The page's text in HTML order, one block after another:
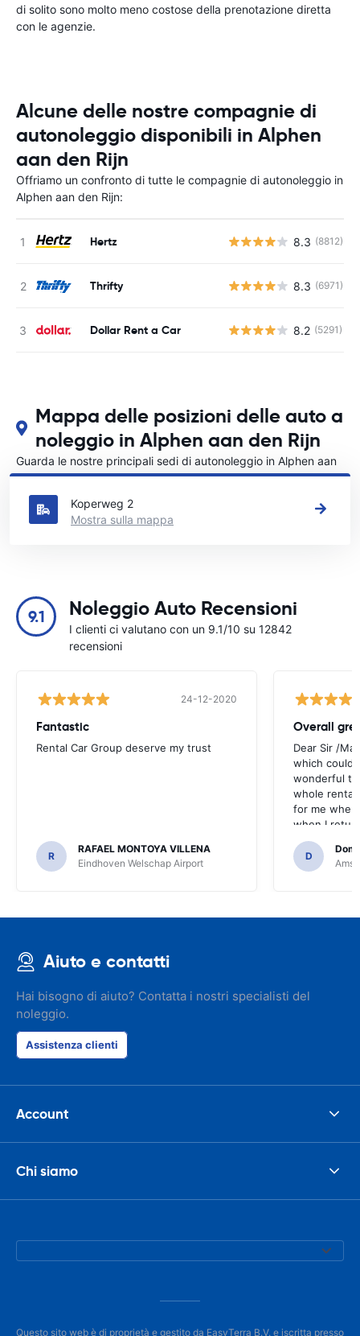
di solito sono molto meno costose della prenotazione diretta
con le agenzie.
Alcune delle nostre compagnie di
autonoleggio disponibili in Alphen
aan den Rijn
Offriamo un confronto di tutte le compagnie di autonoleggio in
Alphen aan den Rijn:
Hertz 8.3 (8812)
Thrifty 8.3 (6971)
Dollar Rent a Car 8.2 (5291)
Mappa delle posizioni delle auto a
noleggio in Alphen aan den Rijn
Guarda le nostre principali sedi di autonoleggio in Alphen aan
den Rijn
Koperweg 2
Mostra sulla mappa
9.1 Noleggio Auto Recensioni
I clienti ci valutano con un 9.1/10 su 12842
recensioni
24-12-2020
Fantastic
Rental Car Group deserve my trust
R
RAFAEL MONTOYA VILLENA
Eindhoven Welschap Airport
Overall
Dear Sir /
which could
wonderful to
whole
for me
when I
the desk
will be
check the
like. I've
D
Aiuto e contatti
Hai bisogno di aiuto? Contatta i nostri specialisti del
noleggio.
Assistenza clienti
Account
Chi siamo
Questo sito web è di proprietà e gestito da EasyTerra B.V. e iscritta presso